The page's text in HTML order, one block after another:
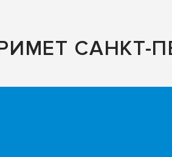
САНКТ-